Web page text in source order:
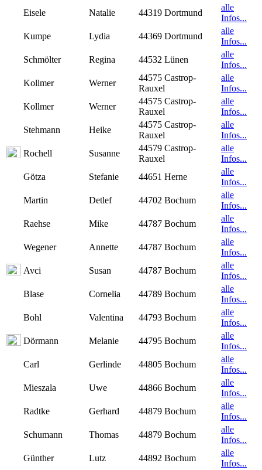
Eisele
Natalie 44319 Dortmund
alle
Infos...
Kumpe
Lydia 44369 Dortmund
alle
Infos...
Schmölter
Regina 44532 Lünen
alle
Infos...
Kollmer
Werner
44575 Castrop-
Rauxel
alle
Infos...
Kollmer
Werner
44575 Castrop-
Rauxel
alle
Infos...
Stehmann
Heike
44575 Castrop-
Rauxel
alle
Infos...
Rochell
Susanne
44579 Castrop-
Rauxel
alle
Infos...
Götza
Stefanie 44651 Herne
alle
Infos...
Martin
Detlef 44702 Bochum
alle
Infos...
Raehse
Mike 44787 Bochum
alle
Infos...
Wegener
Annette 44787 Bochum
alle
Infos...
Avci
Susan 44787 Bochum
alle
Infos...
Blase
Cornelia 44789 Bochum
alle
Infos...
Bohl
Valentina 44793 Bochum
alle
Infos...
Dörmann
Melanie 44795 Bochum
alle
Infos...
Carl
Gerlinde 44805 Bochum
alle
Infos...
Mieszala
Uwe 44866 Bochum
alle
Infos...
Radtke
Gerhard 44879 Bochum
alle
Infos...
Schumann
Thomas 44879 Bochum
alle
Infos...
Günther
Lutz 44892 Bochum
alle
Infos...